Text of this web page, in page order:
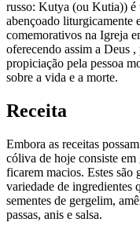
russo: Kutya (ou Kutia)) é
abençoado liturgicamente
comemorativos na Igreja
oferecendo assim a Deus
propiciação pela pessoa
sobre a vida e a morte.
Receita
Embora as receitas
cóliva de hoje consiste
ficarem macios. Estes são
variedade de ingredientes
sementes de gergelim,
passas, anis e salsa.